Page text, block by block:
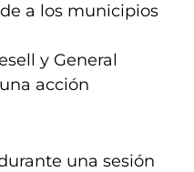
a los municipios
y General
acción
una sesión